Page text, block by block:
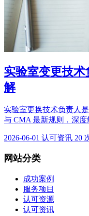
实验室变更技
解
实验室更换技术负责人
与 CMA 最新规则，深
2026-06-01 认可资讯 20
网站分类
成功案例
服务项目
认可资源
认可资讯